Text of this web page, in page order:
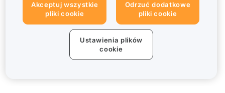
Akceptuj wszystkie
pliki cookie
Odrzuć dodatkowe
pliki cookie
Ustawienia plików
cookie